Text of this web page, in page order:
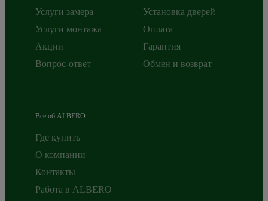
Услуги замера
Услуги монтажа
Акции
Вопрос-ответ
Установка дверей
Оплата
Гарантия
Обмен и возврат
Всё об ALBERO
Где купить
О компании
Контакты
Работа в ALBERO